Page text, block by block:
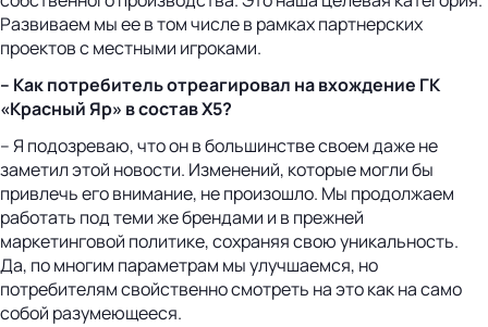
Развиваем мы ее в том числе в рамках партнерских
проектов с местными игроками.
– Как потребитель отреагировал на вхождение ГК
«Красный Яр» в состав Х5?
– Я подозреваю, что он в большинстве своем даже не
заметил этой новости. Изменений, которые могли бы
привлечь его внимание, не произошло. Мы продолжаем
работать под теми же брендами и в прежней
маркетинговой политике, сохраняя свою уникальность.
Да, по многим параметрам мы улучшаемся, но
потребителям свойственно смотреть на это как на само
собой разумеющееся.